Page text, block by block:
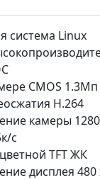
система Linux
CMOS 1.3Mп
H.264
камеры
с
TFT ЖК
дисплея 480